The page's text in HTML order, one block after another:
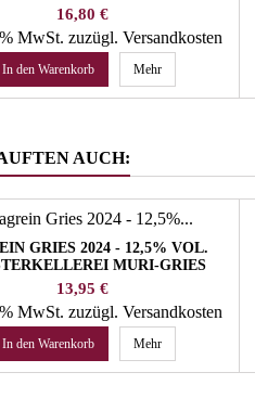
Preis
16,80 €
MwSt. zuzügl. Versandkosten
In den Warenkorb Mehr
AUCH:
GRIES 2024 - 12,5% VOL.
MURI-GRIES
Preis
13,95 €
MwSt. zuzügl. Versandkosten
In den Warenkorb Mehr